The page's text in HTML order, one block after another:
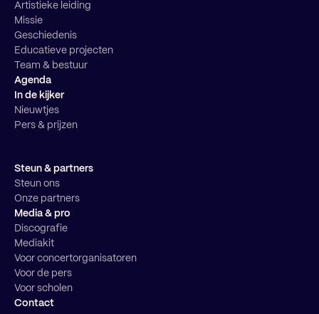
Artistieke leiding
Missie
Geschiedenis
Educatieve projecten
Team & bestuur
Agenda
In de kijker
Nieuwtjes
Pers & prijzen
Steun & partners
Steun ons
Onze partners
Media & pro
Discografie
Mediakit
Voor concertorganisatoren
Voor de pers
Voor scholen
Contact